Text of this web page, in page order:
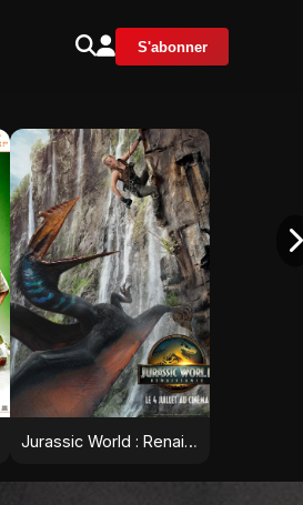
S'abonner
Jurassic World : Renaissance